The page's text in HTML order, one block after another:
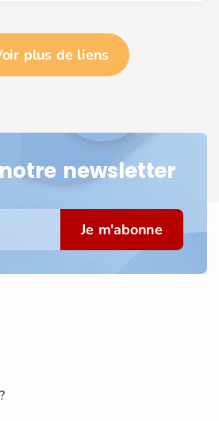
plus de liens
newsletter
Je m'abonne